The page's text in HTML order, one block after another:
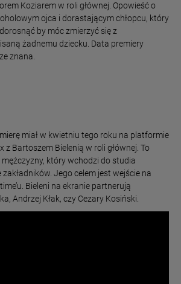
Koziarem w roli głównej. Opowieść o
ojca i dorastającym chłopcu, który
by móc zmierzyć się z
żadnemu dziecku. Data premiery
znana.
miał w kwietniu tego roku na platformie
z Bartoszem Bielenią w roli głównej. To
który wchodzi do studia
Jego celem jest wejście na
Bieleni na ekranie partnerują
Andrzej Kłak, czy Cezary Kosiński.